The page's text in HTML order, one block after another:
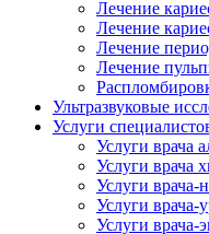
Лечение
Лечение
Лечение
Лечение
Ультразвуковые
Услуги
Услуги врача
Услуги врача
Услуги врача-
Услуги врача-
Услуги врача-